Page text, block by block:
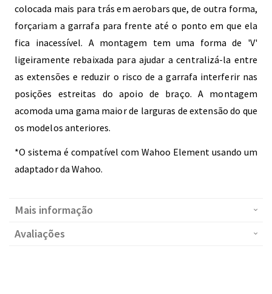
colocada mais para trás em aerobars que, de outra forma,
forçariam a garrafa para frente até o ponto em que ela
fica inacessível. A montagem tem uma forma de 'V'
ligeiramente rebaixada para ajudar a centralizá-la entre
as extensões e reduzir o risco de a garrafa interferir nas
posições estreitas do apoio de braço. A montagem
acomoda uma gama maior de larguras de extensão do que
os modelos anteriores.
*O sistema é compatível com Wahoo Element usando um
adaptador da Wahoo.
Mais informação
Avaliações